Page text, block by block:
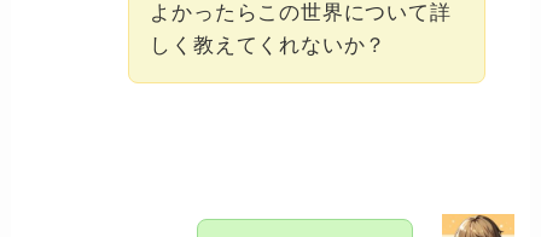
よかったらこの世界について詳
しく教えてくれないか？